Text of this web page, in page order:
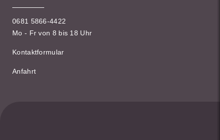
0681 5866-4422
Mo - Fr von 8 bis 18 Uhr
Kontaktformular
Anfahrt